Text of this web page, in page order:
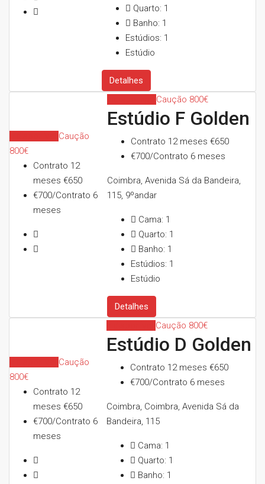
Quarto: 1
Banho: 1
Estúdios: 1
Estúdio
Detalhes
Caução
800€
Contrato 12
meses €650
€700/Contrato 6
meses
Caução 800€
Estúdio F Golden
Contrato 12 meses €650
€700/Contrato 6 meses
Coimbra, Avenida Sá da Bandeira,
115, 9ºandar
Cama: 1
Quarto: 1
Banho: 1
Estúdios: 1
Estúdio
Detalhes
Caução
800€
Contrato 12
meses €650
€700/Contrato 6
meses
Caução 800€
Estúdio D Golden
Contrato 12 meses €650
€700/Contrato 6 meses
Coimbra, Coimbra, Avenida Sá da
Bandeira, 115
Cama: 1
Quarto: 1
Banho: 1